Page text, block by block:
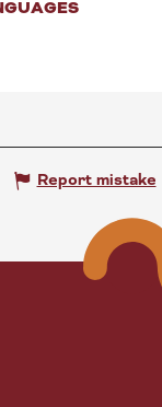
Report mistake